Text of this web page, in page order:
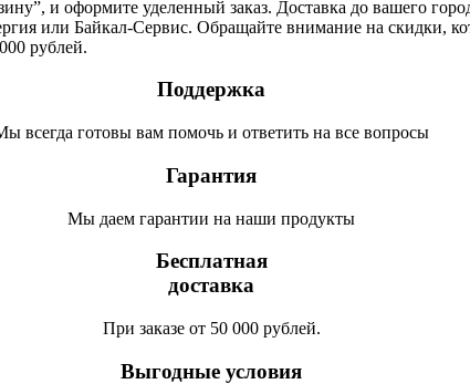
и оформите уделенный заказ. Доставка до вашего
или Байкал-Сервис. Обращайте внимание на скидки,
рублей.
Поддержка
всегда готовы вам помочь и ответить на все вопросы
Гарантия
Мы даем гарантии на наши продукты
Бесплатная
доставка
При заказе от 50 000 рублей.
Выгодные условия